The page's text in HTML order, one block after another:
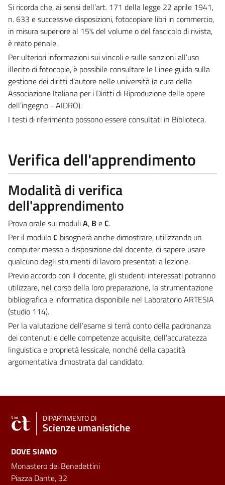
Si ricorda che, ai sensi dell’art. 171 della legge 22 aprile 1941,
n. 633 e successive disposizioni, fotocopiare libri in commercio,
in misura superiore al 15% del volume o del fascicolo di rivista,
è reato penale.
Per ulteriori informazioni sui vincoli e sulle sanzioni all’uso
illecito di fotocopie, è possibile consultare le Linee guida sulla
gestione dei diritti d’autore nelle università (a cura della
Associazione Italiana per i Diritti di Riproduzione delle opere
dell’ingegno - AIDRO).
I testi di riferimento possono essere consultati in Biblioteca.
Verifica dell'apprendimento
Modalità di verifica
dell'apprendimento
Prova orale sui moduliA, B eC.
Per il moduloC bisognerà anche dimostrare, utilizzando un
computer messo a disposizione dal docente, di sapere usare
qualcuno degli strumenti di lavoro presentati a lezione.
Previo accordo con il docente, gli studenti interessati potranno
utilizzare, nel corso della loro preparazione, la strumentazione
bibliografica e informatica disponibile nel Laboratorio ARTESIA
(studio 114).
Per la valutazione dell’esame si terrà conto della padronanza
dei contenuti e delle competenze acquisite, dell’accuratezza
linguistica e proprietà lessicale, nonché della capacità
argomentativa dimostrata dal candidato.
DIPARTIMENTO DI
Scienze umanistiche
DOVE SIAMO
Monastero dei Benedettini
Piazza Dante, 32